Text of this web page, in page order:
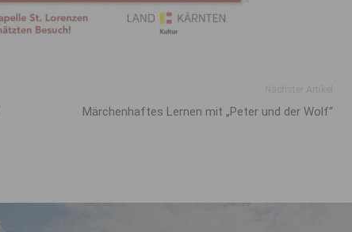
Märchenhaftes Lernen mit „Peter und der Wolf“